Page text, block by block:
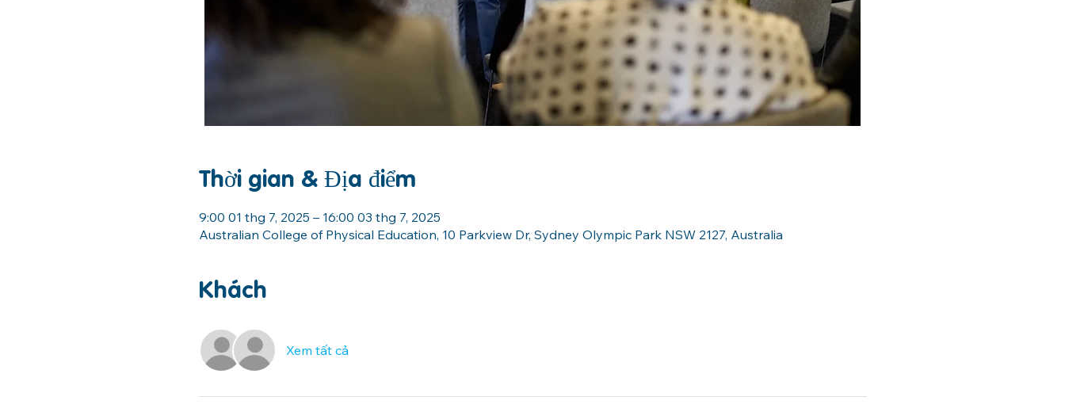
Thời gian & Địa điểm
9:00 01 thg 7, 2025 – 16:00 03 thg 7, 2025
Australian College of Physical Education, 10 Parkview Dr, Sydney Olympic Park NSW 2127, Australia
Khách
Xem tất cả